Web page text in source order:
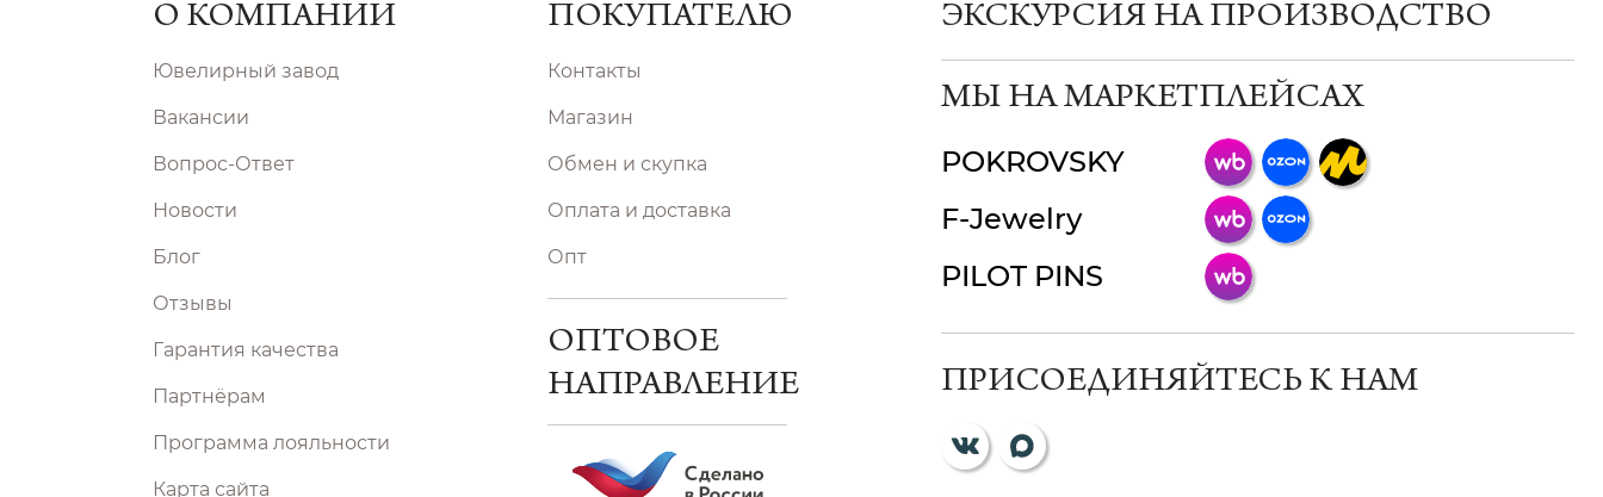
О КОМПАНИИ
Ювелирный завод
Вакансии
Вопрос-Ответ
Новости
Блог
Отзывы
Гарантия качества
Партнёрам
Программа лояльности
Карта сайта
ПОКУПАТЕЛЮ
Контакты
Магазин
Обмен и скупка
Оплата и доставка
Опт
ОПТОВОЕ
НАПРАВЛЕНИЕ
ЭКСКУРСИЯ НА ПРОИЗВОДСТВО
МЫ НА МАРКЕТПЛЕЙСАХ
POKROVSKY
F-Jewelry
PILOT PINS
ПРИСОЕДИНЯЙТЕСЬ К НАМ
ChatApp
мессенджер!